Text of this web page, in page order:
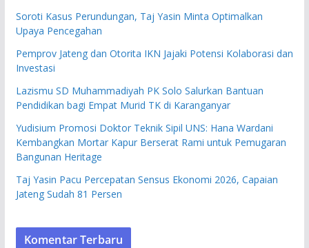
Soroti Kasus Perundungan, Taj Yasin Minta Optimalkan
Upaya Pencegahan
Pemprov Jateng dan Otorita IKN Jajaki Potensi Kolaborasi dan
Investasi
Lazismu SD Muhammadiyah PK Solo Salurkan Bantuan
Pendidikan bagi Empat Murid TK di Karanganyar
Yudisium Promosi Doktor Teknik Sipil UNS: Hana Wardani
Kembangkan Mortar Kapur Berserat Rami untuk Pemugaran
Bangunan Heritage
Taj Yasin Pacu Percepatan Sensus Ekonomi 2026, Capaian
Jateng Sudah 81 Persen
Komentar Terbaru